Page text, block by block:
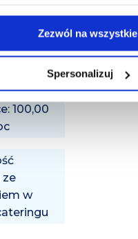
Zezwól na wszystkie
Spersonalizuj
w cenę
100,00
ze
w